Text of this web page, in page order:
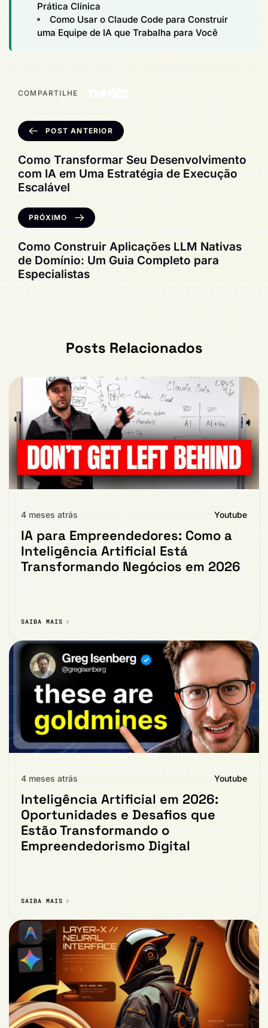
Prática Clínica
Como Usar o Claude Code para Construir
uma Equipe de IA que Trabalha para Você
COMPARTILHE
POST ANTERIOR
Como Transformar Seu Desenvolvimento
com IA em Uma Estratégia de Execução
Escalável
PRÓXIMO
Como Construir Aplicações LLM Nativas
de Domínio: Um Guia Completo para
Especialistas
Posts Relacionados
4 meses atrás Youtube
IA para Empreendedores: Como a
Inteligência Artificial Está
Transformando Negócios em 2026
SAIBA MAIS
4 meses atrás Youtube
Inteligência Artificial em 2026:
Oportunidades e Desafios que
Estão Transformando o
Empreendedorismo Digital
SAIBA MAIS